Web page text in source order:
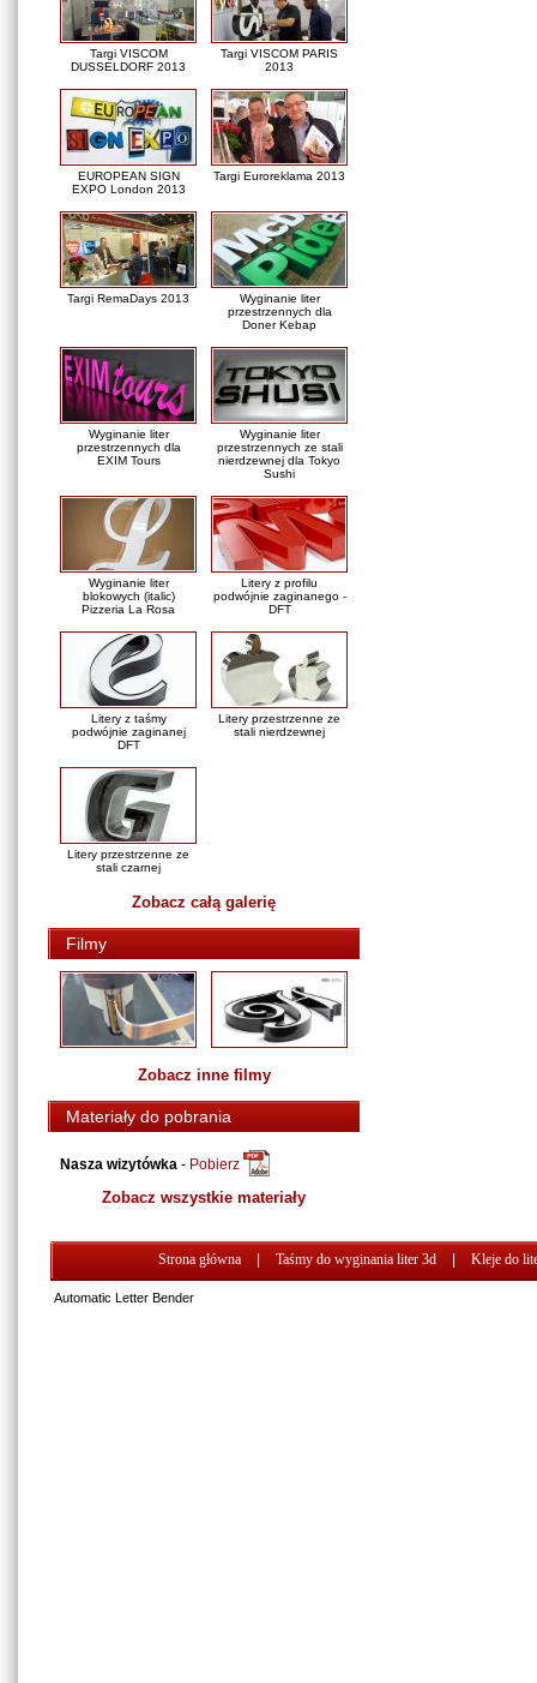
Targi VISCOM
DUSSELDORF 2013
Targi VISCOM PARIS
2013
EUROPEAN SIGN
EXPO London 2013
Targi Euroreklama 2013
Targi RemaDays 2013
Wyginanie liter
przestrzennych dla
Doner Kebap
Wyginanie liter
przestrzennych dla
EXIM Tours
Wyginanie liter
przestrzennych ze stali
nierdzewnej dla Tokyo
Sushi
Wyginanie liter
blokowych (italic)
Pizzeria La Rosa
Litery z profilu
podwójnie zaginanego -
DFT
Litery z taśmy
podwójnie zaginanej
DFT
Litery przestrzenne ze
stali nierdzewnej
Litery przestrzenne ze
stali czarnej
Zobacz całą galerię
Filmy
Zobacz inne filmy
Materiały do pobrania
Nasza wizytówka - Pobierz
Zobacz wszystkie materiały
Strona główna Taśmy do wyginania liter 3d Kleje do
Automatic Letter Bender